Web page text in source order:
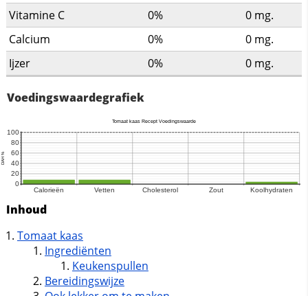
Vitamine C
0% 0 mg.
Calcium
0% 0 mg.
Ijzer
0% 0 mg.
Voedingswaardegrafiek
Inhoud
Tomaat kaas
Ingrediënten
Keukenspullen
Bereidingswijze